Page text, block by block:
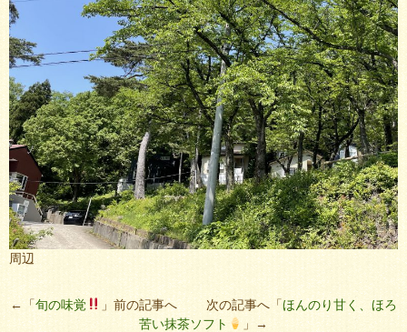
周辺
←「旬の味覚 」前の記事へ 次の記事へ「ほんのり甘く、ほろ
苦い抹茶ソフト
」→